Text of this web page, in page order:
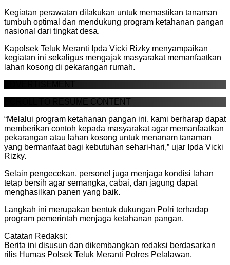
Kegiatan perawatan dilakukan untuk memastikan tanaman
tumbuh optimal dan mendukung program ketahanan pangan
nasional dari tingkat desa.
Kapolsek Teluk Meranti Ipda Vicki Rizky menyampaikan
kegiatan ini sekaligus mengajak masyarakat memanfaatkan
lahan kosong di pekarangan rumah.
ADVERTISEMENT
SCROLL TO RESUME CONTENT
“Melalui program ketahanan pangan ini, kami berharap dapat
memberikan contoh kepada masyarakat agar memanfaatkan
pekarangan atau lahan kosong untuk menanam tanaman
yang bermanfaat bagi kebutuhan sehari-hari,” ujar Ipda Vicki
Rizky.
Selain pengecekan, personel juga menjaga kondisi lahan
tetap bersih agar semangka, cabai, dan jagung dapat
menghasilkan panen yang baik.
Langkah ini merupakan bentuk dukungan Polri terhadap
program pemerintah menjaga ketahanan pangan.
Catatan Redaksi:
Berita ini disusun dan dikembangkan redaksi berdasarkan
rilis Humas Polsek Teluk Meranti Polres Pelalawan.